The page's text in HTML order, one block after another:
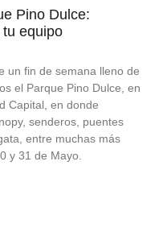
Pino Dulce:
equipo
un fin de semana lleno de
el Parque Pino Dulce, en
Capital, en donde
senderos, puentes
entre muchas más
y 31 de Mayo.